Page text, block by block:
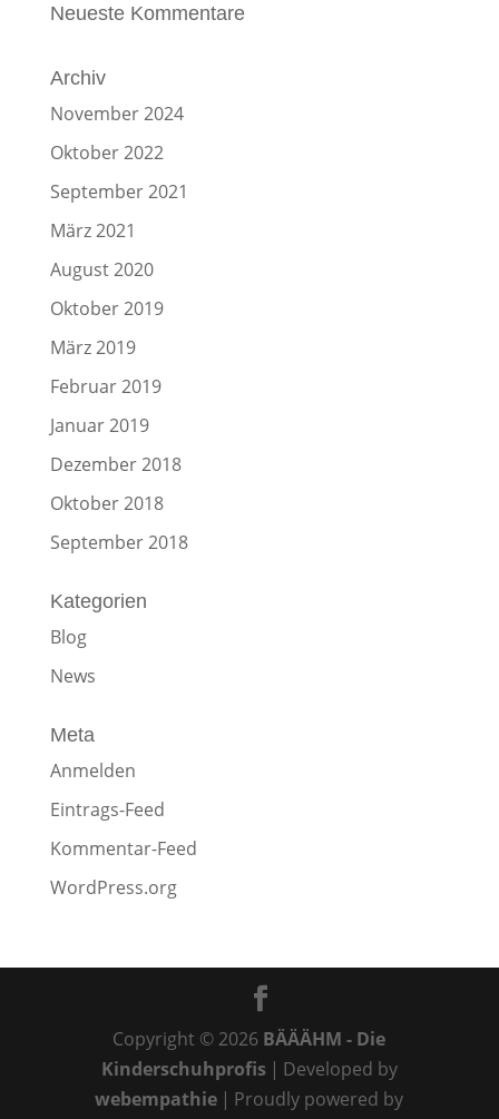
Neueste Kommentare
Archiv
November 2024
Oktober 2022
September 2021
März 2021
August 2020
Oktober 2019
März 2019
Februar 2019
Januar 2019
Dezember 2018
Oktober 2018
September 2018
Kategorien
Blog
News
Meta
Anmelden
Eintrags-Feed
Kommentar-Feed
WordPress.org
Copyright © 2026 BÄÄÄHM - Die
Kinderschuhprofis | Developed by
webempathie | Proudly powered by